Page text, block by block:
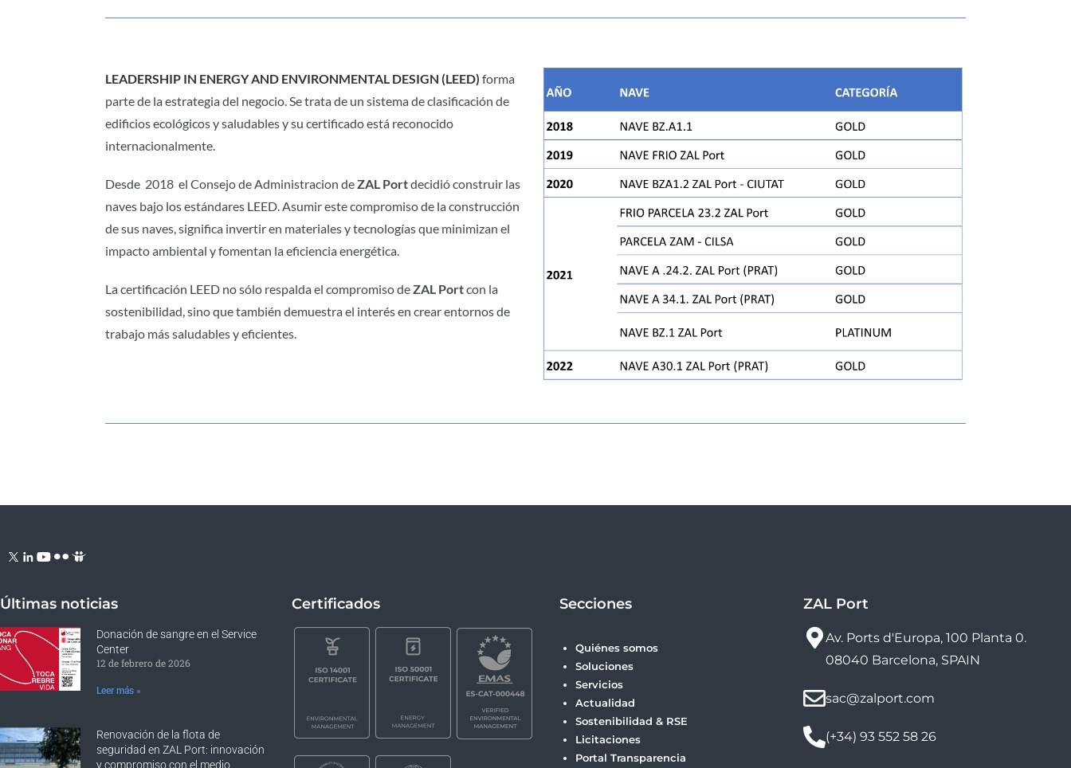
LEADERSHIP IN ENERGY AND ENVIRONMENTAL DESIGN (LEED) forma
parte de la estrategia del negocio. Se trata de un sistema de clasificación de
edificios ecológicos y saludables y su certificado está reconocido
internacionalmente.
Desde 2018 el Consejo de Administracion deZAL Portdecidió construir las
naves bajo los estándares LEED. Asumir este compromiso de la construcción
de sus naves, significa invertir en materiales y tecnologías que minimizan el
impacto ambiental y fomentan la eficiencia energética.
La certificación LEED no sólo respalda el compromiso deZAL Portcon la
sostenibilidad, sino que también demuestra el interés en crear entornos de
trabajo más saludables y eficientes.
Últimas noticias
Donación de sangre en el Service
Center
12 de febrero de 2026
Leer más »
Renovación de la flota de
seguridad en ZAL Port: innovación
y compromiso con el medio
Certificados Secciones
Quiénes somos
Soluciones
Servicios
Actualidad
Sostenibilidad & RSE
Licitaciones
Portal Transparencia
ZAL Port
Av. Ports d'Europa, 100 Planta 0.
08040 Barcelona, SPAIN
sac@zalport.com
(+34) 93 552 58 26